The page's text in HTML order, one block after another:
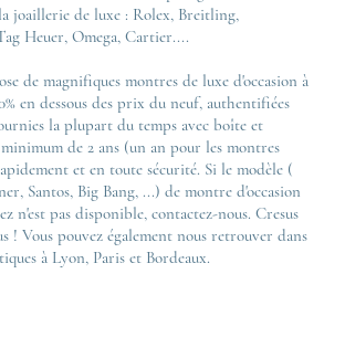
joaillerie de luxe : Rolex, Breitling,
Heuer, Omega, Cartier....
de magnifiques montres de luxe d'occasion à
en dessous des prix du neuf, authentifiées
la plupart du temps avec boîte et
de 2 ans (un an pour les montres
et en toute sécurité. Si le modèle (
, Santos, Big Bang, ...) de montre d'occasion
n'est pas disponible, contactez-nous. Cresus
! Vous pouvez également nous retrouver dans
à Lyon, Paris et Bordeaux.